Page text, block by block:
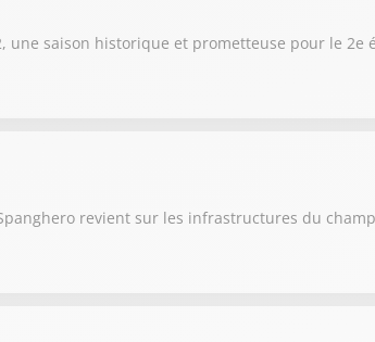
une saison historique et prometteuse pour le 2e
revient sur les infrastructures du